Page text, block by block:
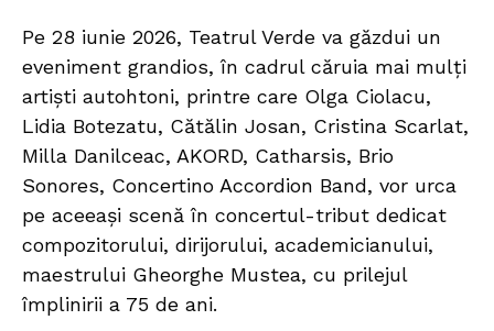
Pe 28 iunie 2026, Teatrul Verde va găzdui un
eveniment grandios, în cadrul căruia mai mulți
artiști autohtoni, printre care Olga Ciolacu,
Lidia Botezatu, Cătălin Josan, Cristina Scarlat,
Milla Danilceac, AKORD, Catharsis, Brio
Sonores, Concertino Accordion Band, vor urca
pe aceeași scenă în concertul-tribut dedicat
compozitorului, dirijorului, academicianului,
maestrului Gheorghe Mustea, cu prilejul
împlinirii a 75 de ani.